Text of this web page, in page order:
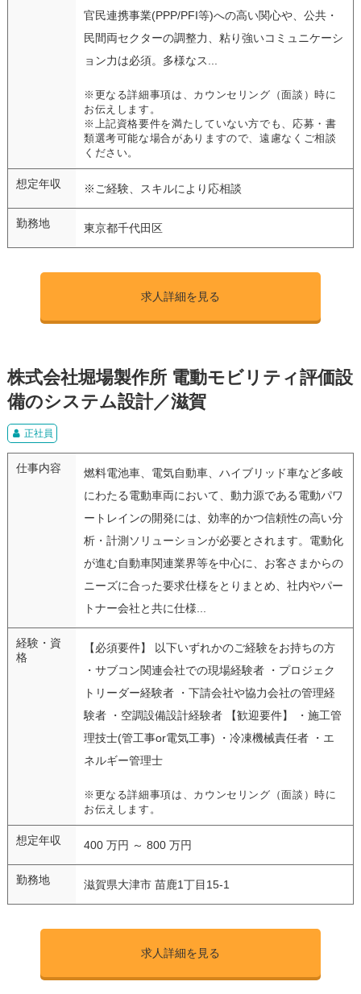
官民連携事業(PPP/PFI等)への高い関心や、公共・
民間両セクターの調整力、粘り強いコミュニケーシ
ョン力は必須。多様なス...
※更なる詳細事項は、カウンセリング（面談）時に
お伝えします。
※上記資格要件を満たしていない方でも、応募・書
類選考可能な場合がありますので、遠慮なくご相談
ください。
想定年収 ※ご経験、スキルにより応相談
勤務地 東京都千代田区
求人詳細を見る
株式会社堀場製作所 電動モビリティ評価設
備のシステム設計／滋賀
正社員
仕事内容
燃料電池車、電気自動車、ハイブリッド車など多岐
にわたる電動車両において、動力源である電動パワ
ートレインの開発には、効率的かつ信頼性の高い分
析・計測ソリューションが必要とされます。電動化
が進む自動車関連業界等を中心に、お客さまからの
ニーズに合った要求仕様をとりまとめ、社内やパー
トナー会社と共に仕様...
経験・資
格
【必須要件】 以下いずれかのご経験をお持ちの方
・サブコン関連会社での現場経験者 ・プロジェク
トリーダー経験者 ・下請会社や協力会社の管理経
験者 ・空調設備設計経験者 【歓迎要件】 ・施工管
理技士(管工事or電気工事) ・冷凍機械責任者 ・エ
ネルギー管理士
※更なる詳細事項は、カウンセリング（面談）時に
お伝えします。
想定年収 400 万円 ～ 800 万円
勤務地 滋賀県大津市 苗鹿1丁目15-1
求人詳細を見る